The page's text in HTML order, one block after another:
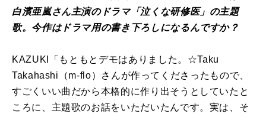
白濱亜嵐さん主演のドラマ「泣くな研修医」の主題
歌。今作はドラマ用の書き下ろしになるんですか？
KAZUKI「もともとデモはありました。☆Taku
Takahashi（m-flo）さんが作ってくださったもので、
すごくいい曲だから本格的に作り出そうとしていたと
ころに、主題歌のお話をいただいたんです。実は、そ